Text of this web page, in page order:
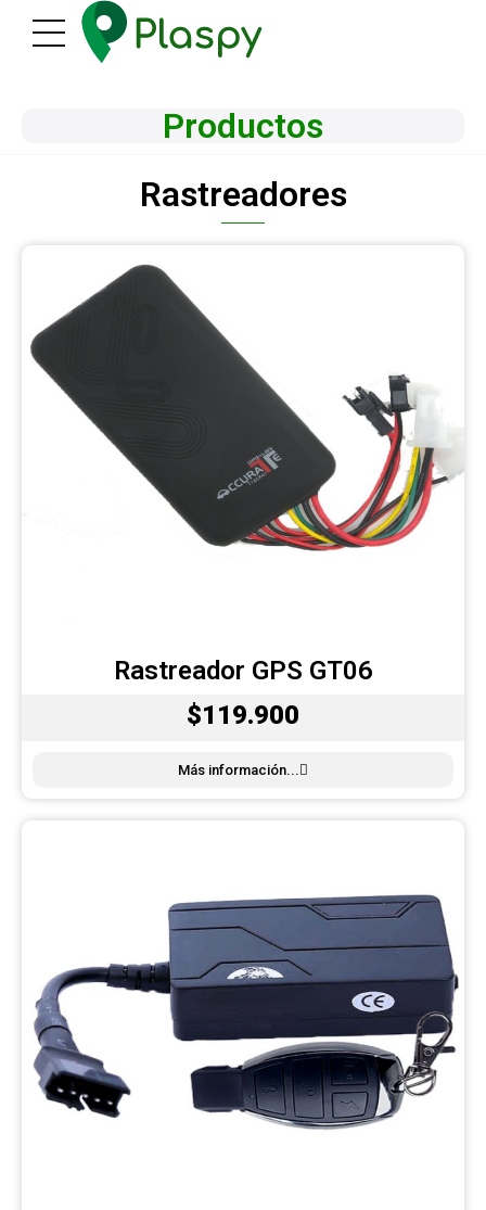
Productos
Rastreadores
Rastreador GPS GT06
$119.900
Más información...